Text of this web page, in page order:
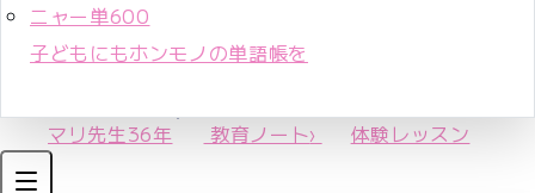
ニャー単600
子どもにもホンモノの単語帳を
マリ先生36年 教育ノート› 体験レッスン